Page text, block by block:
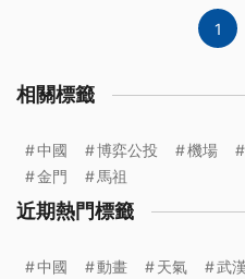
1
相關標籤
中國 博弈公投 機場
金門
馬祖
近期熱門標籤
中國 動畫 天氣 武